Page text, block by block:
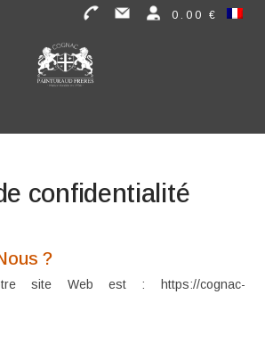
0.00 €
confidentialité
?
site Web est : https://cognac-